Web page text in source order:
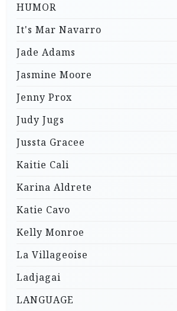
HUMOR
It's Mar Navarro
Jade Adams
Jasmine Moore
Jenny Prox
Judy Jugs
Jussta Gracee
Kaitie Cali
Karina Aldrete
Katie Cavo
Kelly Monroe
La Villageoise
Ladjagai
LANGUAGE